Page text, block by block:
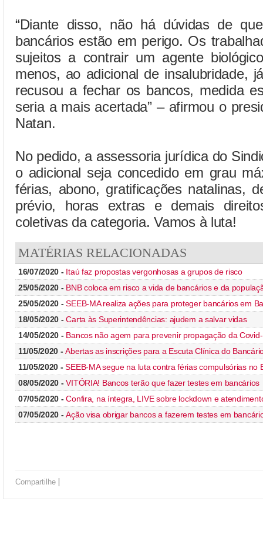
“Diante disso, não há dúvidas de
bancários estão em perigo. Os
sujeitos a contrair um agente
menos, ao adicional de insalubridade,
recusou a fechar os bancos, medida
seria a mais acertada” – afirmou o
Natan.
No pedido, a assessoria jurídica do
o adicional seja concedido em grau
férias, abono, gratificações natalinas,
prévio, horas extras e demais
coletivas da categoria. Vamos à luta!
MATÉRIAS RELACIONADAS
16/07/2020 - Itaú faz propostas vergonhosas a grupos de risco
25/05/2020 - BNB coloca em risco a vida de bancários e da
25/05/2020 -SEEB-MA realiza ações para proteger bancários em
18/05/2020 -Carta às Superintendências: ajudem a salvar vidas
14/05/2020 - Bancos não agem para prevenir propagação da
11/05/2020 -Abertas as inscrições para a Escuta Clínica do
11/05/2020 -SEEB-MA segue na luta contra férias compulsórias no
08/05/2020 -VITÓRIA! Bancos terão que fazer testes em bancários
07/05/2020 -Confira, na íntegra, LIVE sobre lockdown e
07/05/2020 -Ação visa obrigar bancos a fazerem testes em
Compartilhe |